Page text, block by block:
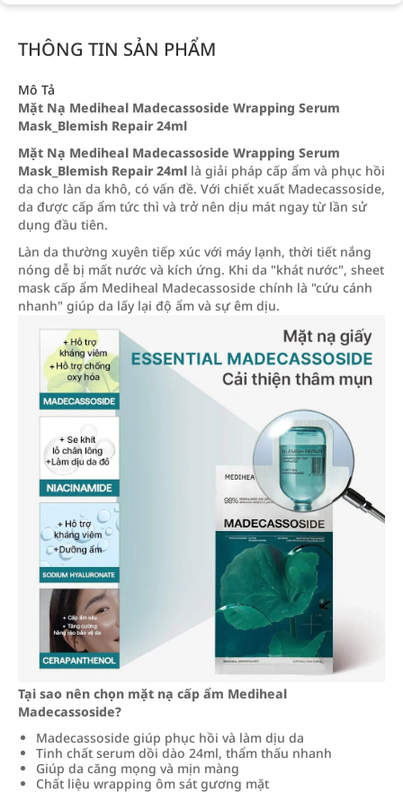
THÔNG TIN SẢN PHẨM
Mô Tả
Mặt Nạ Mediheal Madecassoside Wrapping Serum
Mask_Blemish Repair 24ml
Mặt Nạ Mediheal Madecassoside Wrapping Serum
Mask_Blemish Repair 24ml là giải pháp cấp ẩm và phục hồi
da cho làn da khô, có vấn đề. Với chiết xuất Madecassoside,
da được cấp ẩm tức thì và trở nên dịu mát ngay từ lần sử
dụng đầu tiên.
Làn da thường xuyên tiếp xúc với máy lạnh, thời tiết nắng
nóng dễ bị mất nước và kích ứng. Khi da "khát nước", sheet
mask cấp ẩm Mediheal Madecassoside chính là "cứu cánh
nhanh" giúp da lấy lại độ ẩm và sự êm dịu.
Tại sao nên chọn mặt nạ cấp ẩm Mediheal
Madecassoside?
Madecassoside giúp phục hồi và làm dịu da
Tinh chất serum dồi dào 24ml, thẩm thấu nhanh
Giúp da căng mọng và mịn màng
Chất liệu wrapping ôm sát gương mặt